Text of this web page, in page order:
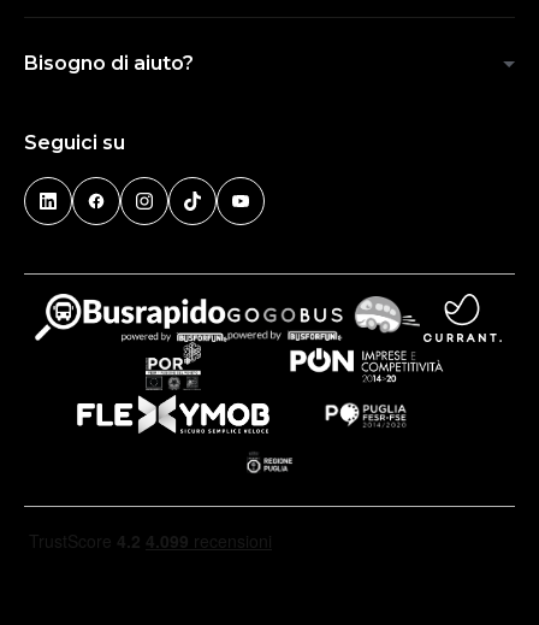
Bisogno di aiuto?
Seguici su